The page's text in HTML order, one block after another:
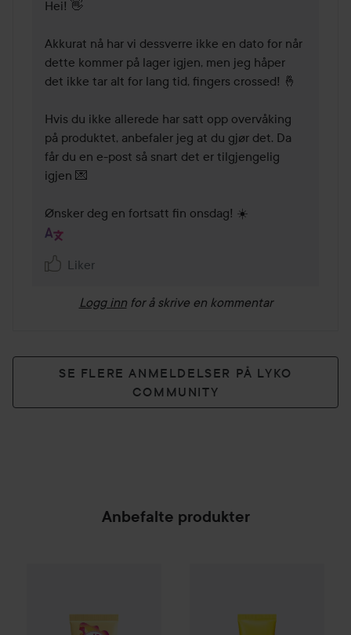
Hei! 👋
Akkurat nå har vi dessverre ikke en dato for når
dette kommer på lager igjen, men jeg håper
det ikke tar alt for lang tid, fingers crossed! 🤞
Hvis du ikke allerede har satt opp overvåking
på produktet, anbefaler jeg at du gjør det. Da
får du en e-post så snart det er tilgjengelig
igjen 💌
Ønsker deg en fortsatt fin onsdag! ☀️
Liker
Logg inn for å skrive en kommentar
SE FLERE ANMELDELSER PÅ LYKO
COMMUNITY
Anbefalte produkter